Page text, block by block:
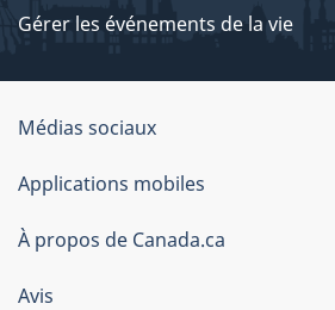
Gérer les événements de la vie
Organisation
du
gouvernement
du
Canada
Médias sociaux
Applications mobiles
À propos de Canada.ca
Avis